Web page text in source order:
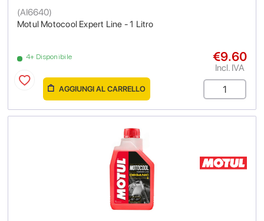
Motul Motocool Expert Line - 1 Litro
(AI6640)
4+ Disponibile €9.60
Incl. IVA
AGGIUNGI AL CARRELLO